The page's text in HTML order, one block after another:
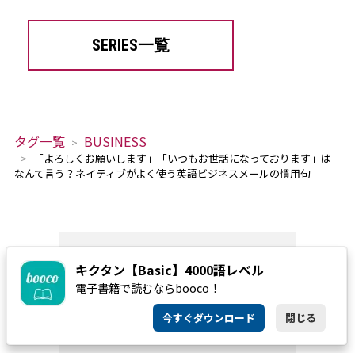
SERIES一覧
タグ一覧 BUSINESS
「よろしくお願いします」「いつもお世話になっております」は
なんて言う？ネイティブがよく使う英語ビジネスメールの慣用句
キクタン【Basic】4000語レベル
電子書籍で読むならbooco！
今すぐダウンロード 閉じる